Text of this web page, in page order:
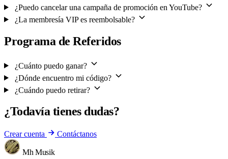
¿Puedo cancelar una campaña de promoción en YouTube?
¿La membresía VIP es reembolsable?
Programa de Referidos
¿Cuánto puedo ganar?
¿Dónde encuentro mi código?
¿Cuándo puedo retirar?
¿Todavía tienes dudas?
Crear cuenta Contáctanos
Mh Musik